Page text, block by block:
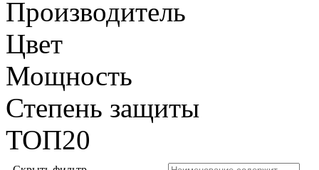
Производитель
Цвет
Мощность
Степень защиты
ТОП20